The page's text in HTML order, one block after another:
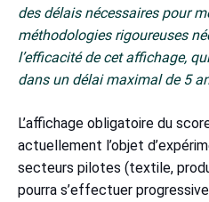
des délais nécessaires pour
méthodologies rigoureuses
l’efficacité de cet affichage,
dans un délai maximal de 5
L’affichage obligatoire du
actuellement l’objet
secteurs pilotes (textile,
pourra s’effectuer